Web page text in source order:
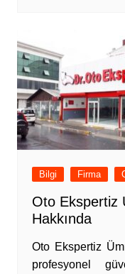
Bilgi Firma
Oto Ekspertiz
Hakkında
Oto Ekspertiz
profesyonel